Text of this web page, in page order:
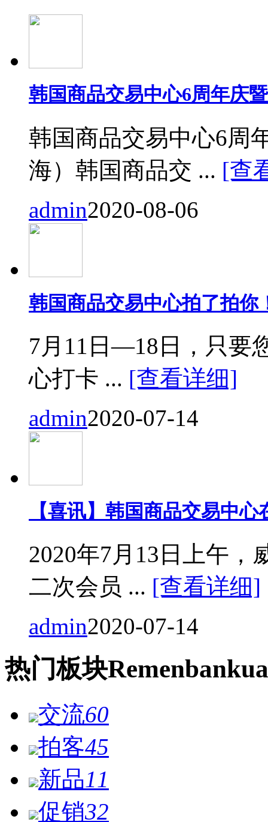
韩国商品交易中心6周年庆
韩国商品交易中心6周
海）韩国商品交 ... [查
admin2020-08-06
韩国商品交易中心拍了拍你
7月11日—18日，只要
心打卡 ... [查看详细]
admin2020-07-14
【喜讯】韩国商品交易中
2020年7月13日上午，
二次会员 ... [查看详细]
admin2020-07-14
热门板块Remen
交流60
拍客45
新品11
促销32